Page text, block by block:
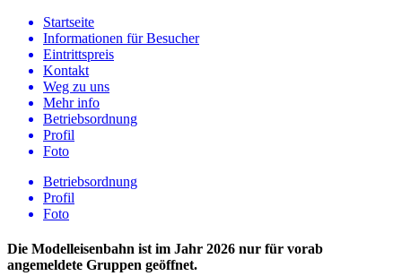
Startseite
Informationen für Besucher
Eintrittspreis
Kontakt
Weg zu uns
Mehr info
Betriebsordnung
Profil
Foto
Betriebsordnung
Profil
Foto
Die Modelleisenbahn ist im Jahr 2026 nur für vorab
angemeldete Gruppen geöffnet.